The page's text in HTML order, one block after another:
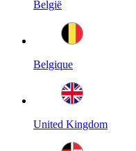
België
Belgique
United Kingdom